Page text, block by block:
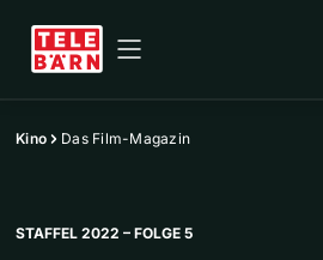
Kino Das Film-Magazin
STAFFEL 2022 – FOLGE 5